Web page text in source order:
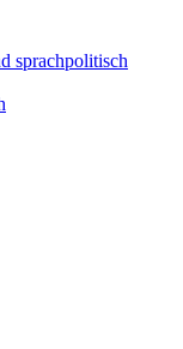
sprachpolitisch